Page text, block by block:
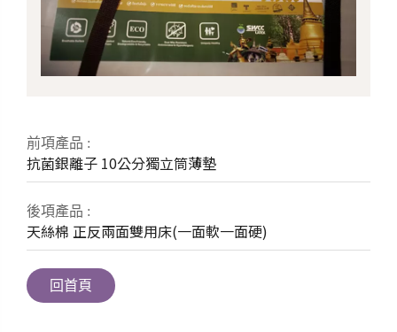
前項產品 :
抗菌銀離子 10公分獨立筒薄墊
後項產品 :
天絲棉 正反兩面雙用床(一面軟一面硬)
回首頁